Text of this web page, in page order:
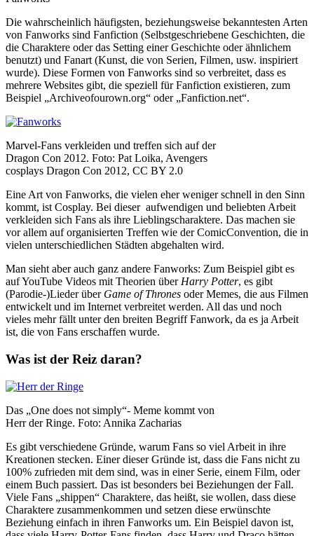
Die wahrscheinlich häufigsten, beziehungsweise bekanntesten Arten
von Fanworks sind Fanfiction (Selbstgeschriebene Geschichten, die
die Charaktere oder das Setting einer Geschichte oder ähnlichem
benutzt) und Fanart (Kunst, die von Serien, Filmen, usw. inspiriert
wurde). Diese Formen von Fanworks sind so verbreitet, dass es
mehrere Websites gibt, die speziell für Fanfiction existieren, zum
Beispiel „Archiveofourown.org“ oder „Fanfiction.net“.
Marvel-Fans verkleiden und treffen sich auf der
Dragon Con 2012. Foto: Pat Loika, Avengers
cosplays Dragon Con 2012, CC BY 2.0
Eine Art von Fanworks, die vielen eher weniger schnell in den Sinn
kommt, ist Cosplay. Bei dieser aufwendigen und beliebten Arbeit
verkleiden sich Fans als ihre Lieblingscharaktere. Das machen sie
vor allem auf organisierten Treffen wie der ComicConvention, die in
vielen unterschiedlichen Städten abgehalten wird.
Man sieht aber auch ganz andere Fanworks: Zum Beispiel gibt es
auf YouTube Videos mit Theorien über Harry Potter, es gibt
(Parodie-)Lieder über Game of Thrones oder Memes, die aus Filmen
entwickelt und im Internet verbreitet werden. All das und noch
vieles mehr fällt unter den breiten Begriff Fanwork, da es ja Arbeit
ist, die von Fans erschaffen wurde.
Was ist der Reiz daran?
Das „One does not simply“- Meme kommt von
Herr der Ringe. Foto: Annika Zacharias
Es gibt verschiedene Gründe, warum Fans so viel Arbeit in ihre
Kreationen stecken. Einer dieser Gründe ist, dass die Fans nicht zu
100% zufrieden mit dem sind, was in einer Serie, einem Film, oder
einem Buch passiert. Das ist besonders bei Beziehungen der Fall.
Viele Fans „shippen“ Charaktere, das heißt, sie wollen, dass diese
Charaktere zusammenkommen und setzen diese erwünschte
Beziehung einfach in ihren Fanworks um. Ein Beispiel davon ist,